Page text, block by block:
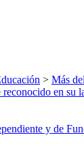
> Más
reconocido en su
y de